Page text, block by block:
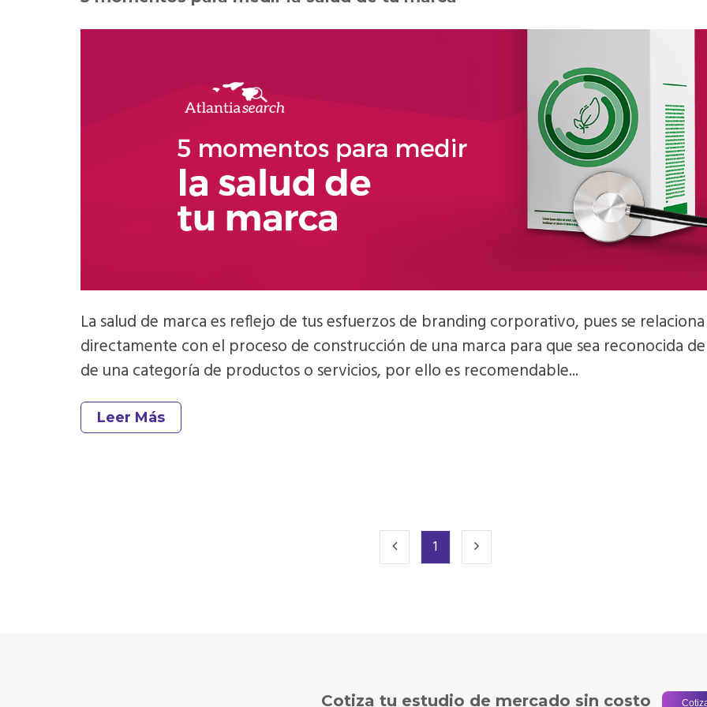
La salud de marca es reflejo de tus esfuerzos de branding corporativo, pues se relaciona
directamente con el proceso de construcción de una marca para que sea reconocida
de una categoría de productos o servicios, por ello es recomendable...
Leer Más
1
Cotiza tu estudio de mercado sin costo